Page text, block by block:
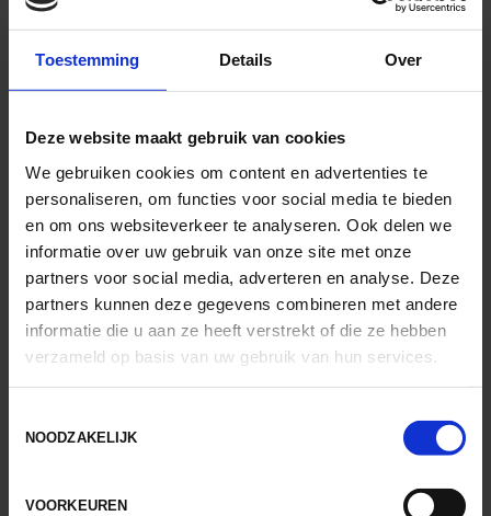
Toestemming Details Over
Deze website maakt gebruik van cookies
We gebruiken cookies om content en advertenties te
personaliseren, om functies voor social media te bieden
en om ons websiteverkeer te analyseren. Ook delen we
informatie over uw gebruik van onze site met onze
partners voor social media, adverteren en analyse. Deze
partners kunnen deze gegevens combineren met andere
informatie die u aan ze heeft verstrekt of die ze hebben
verzameld op basis van uw gebruik van hun services.
NOODZAKELIJK
VOORKEUREN
Revalideren van een gescheurde kniepees
door admin|jan 25, 2023|Knie
Revalideren van een gescheurde kniepees Een
gescheurde kniepees wordt ook wel
strekken, waardoor u gelijk naar het ziekenhuis moet